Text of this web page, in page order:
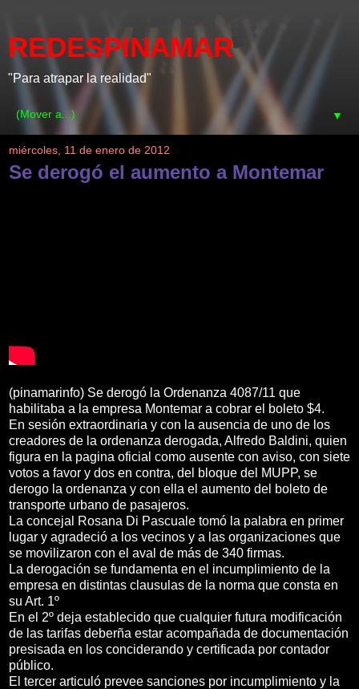
REDESPINAMAR
"Para atrapar la realidad"
▼
miércoles, 11 de enero de 2012
Se derogó el aumento a Montemar
(pinamarinfo) Se derogó la Ordenanza 4087/11 que
habilitaba a la empresa Montemar a cobrar el boleto $4.
En sesión extraordinaria y con la ausencia de uno de los
creadores de la ordenanza derogada, Alfredo Baldini, quien
figura en la pagina oficial como ausente con aviso, con siete
votos a favor y dos en contra, del bloque del MUPP, se
derogo la ordenanza y con ella el aumento del boleto de
transporte urbano de pasajeros.
La concejal Rosana Di Pascuale tomó la palabra en primer
lugar y agradeció a los vecinos y a las organizaciones que
se movilizaron con el aval de más de 340 firmas.
La derogación se fundamenta en el incumplimiento de la
empresa en distintas clausulas de la norma que consta en
su Art. 1º
En el 2º deja establecido que cualquier futura modificación
de las tarifas deberña estar acompañada de documentación
presisada en los conciderando y certificada por contador
público.
El tercer articuló prevee sanciones por incumplimiento y la